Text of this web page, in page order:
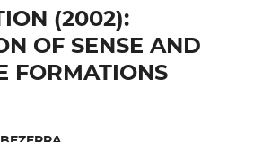
(2002):
OF SENSE AND
FORMATIONS